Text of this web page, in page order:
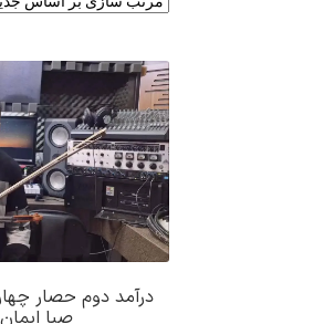
درآمد دوم حصار
صبا